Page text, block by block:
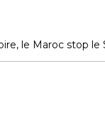
le Maroc stop le